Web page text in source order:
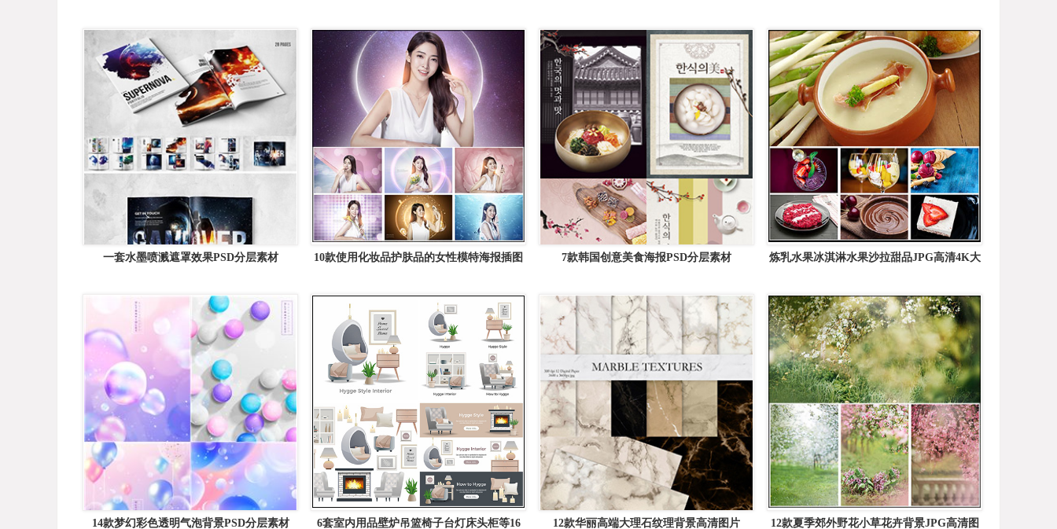
一套水墨喷溅遮罩效果PSD分层素材
10款使用化妆品护肤品的女性模特海报插图
7款韩国创意美食海报PSD分层素材
炼乳水果冰淇淋水果沙拉甜品JPG高清4K大
14款梦幻彩色透明气泡背景PSD分层素材 6套室内用品壁炉吊篮椅子台灯床头柜等16 12款华丽高端大理石纹理背景高清图片 12款夏季郊外野花小草花卉背景JPG高清图